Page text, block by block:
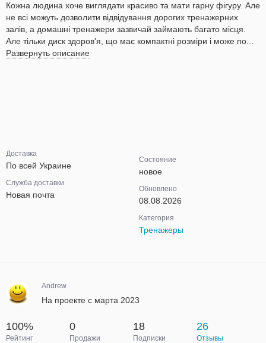
Кожна людина хоче виглядати красиво та мати гарну фігуру. Але
не всі можуть дозволити відвідування дорогих тренажерних
залів, а домашні тренажери зазвичай займають багато місця.
Але тільки диск здоров'я, що має компактні розміри і може по...
Развернуть описание
Доставка
По всей Украине
Служба доставки
Новая почта
Состояние
новое
Обновлено
08.08.2026
Категория
Тренажеры
Andrew
На проекте с марта 2023
100%
Рейтинг
0
Продажи
18
Подписки
26
Отзывы